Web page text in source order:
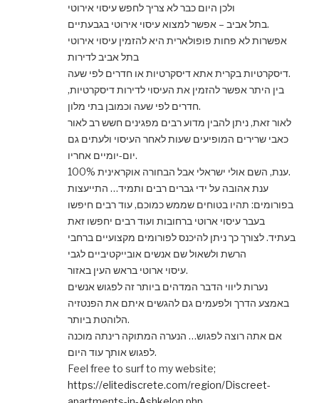
ולכן היום כבר לא צריך לחפש עיסוי אירוטי
בתל אביב – אפשר למצוא עיסוי אירוטי בגבעתיים.
אפשרות לא פחות פופולארית היא להזמין עיסוי אירוטי
בתל אביב לדירות
דיסקרטיות בקרית אתא דיסקרטיות או חדרים לפי שעה.
בין היתר אפשר להזמין את העיסוי לדירות דיסקרטיות,
חדרים לפי שעה וכמובן בתי מלון.
לאור זאת, ניתן להבין מדוע רבים מפגינים חשש רב לאור
כאבי שרירים המופיעים שעות לאחר העיסוי ולעתים גם
יום-יומיים אחריו.
ענת, השם אולי ישראלי אבל הבחורה אוקראינית 100%.
ענת אהובה על ידי גברים רבים ותמיד… התייעצות
בפורומים: תהיו בטוחים שממש כמוכם, עוד רבים חיפשו
בעבר עיסוי ארוטי ברחובות ועוד רבים יחפשו זאת
בעתיד. לצורך כך ניתן להיכנס לפורומים מקצועיים ברחבי
הרשת ולשאול שם אנשים אובייקטיביים לגבי
עיסוי ארוטי בראש העין באזור.
נערות ליווי הדבר המדהים ביותר זה לפגוש אנשים
באמצע הדרך ולפעמים גם להגשים איתם את הפנטזיה
הלוהטת ביותר.
אם אתה רוצה לפגוש… הנערה המתוקה רינתה מוכנה
לפגוש אותך עוד היום.
Feel free to surf to my website;
https://elitediscrete.com/region/Discreet-